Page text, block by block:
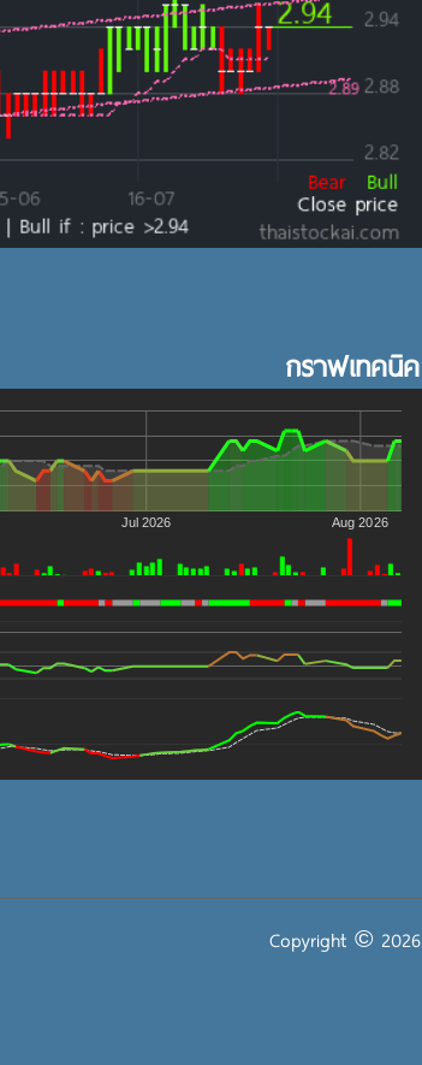
กราฟเทคนิค
Jul 2026 Aug 2026
Copyright © 2026